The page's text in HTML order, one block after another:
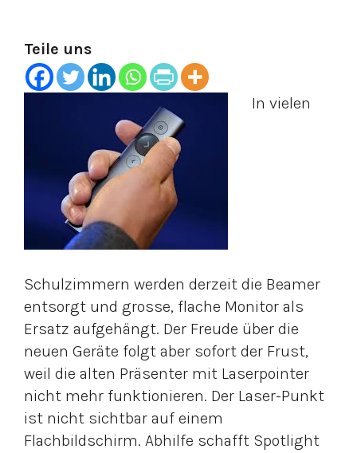
Teile uns
In vielen
Schulzimmern werden derzeit die Beamer
entsorgt und grosse, flache Monitor als
Ersatz aufgehängt. Der Freude über die
neuen Geräte folgt aber sofort der Frust,
weil die alten Präsenter mit Laserpointer
nicht mehr funktionieren. Der Laser-Punkt
ist nicht sichtbar auf einem
Flachbildschirm. Abhilfe schafft Spotlight